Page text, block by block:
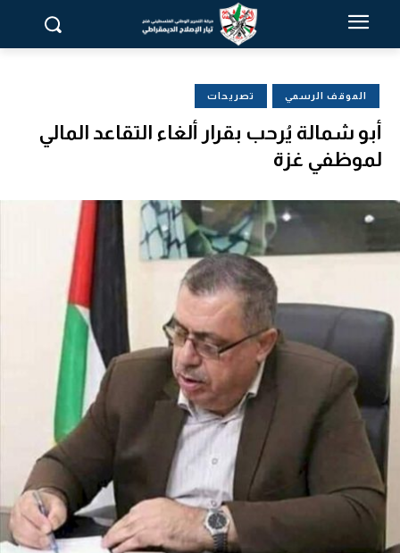
الموقف الرسمي تصريحات
أبو شمالة يُرحب بقرار ألغاء التقاعد المالي
لموظفي غزة